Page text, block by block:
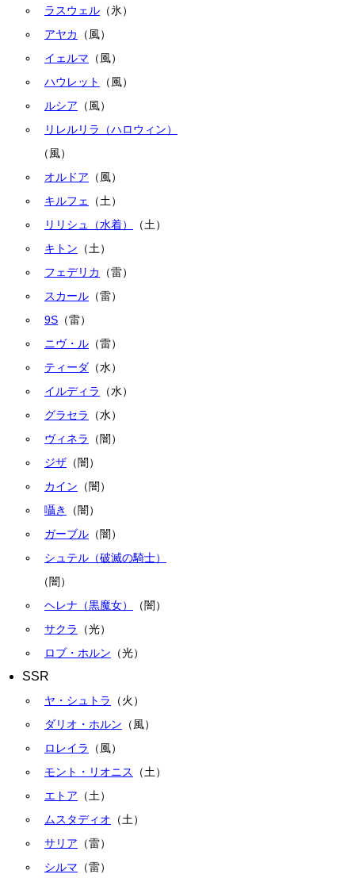
ラスウェル （氷）
アヤカ
（風）
イェルマ （風）
ハウレット
（風）
ルシア （風）
リレルリラ（ハロウィン）
（風）
オルドア （風）
キルフェ
（土）
リリシュ（水着）
（土）
キトン （土）
フェデリカ
（雷）
スカール （雷）
9S （雷）
ニヴ・ル （雷）
ティーダ （水）
イルディラ
（水）
グラセラ
（水）
ヴィネラ
（闇）
ジザ （闇）
カイン （闇）
囁き
（闇）
ガーブル （闇）
シュテル（破滅の騎士）
（闇）
ヘレナ（黒魔女）
（闇）
サクラ
（光）
ロブ・ホルン （光）
SSR
ヤ・シュトラ
（火）
ダリオ・ホルン （風）
ロレイラ
（風）
モント・リオニス
（土）
エトア （土）
ムスタディオ （土）
サリア （雷）
シルマ （雷）